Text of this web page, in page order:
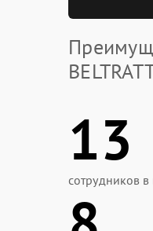
13
сотрудников в